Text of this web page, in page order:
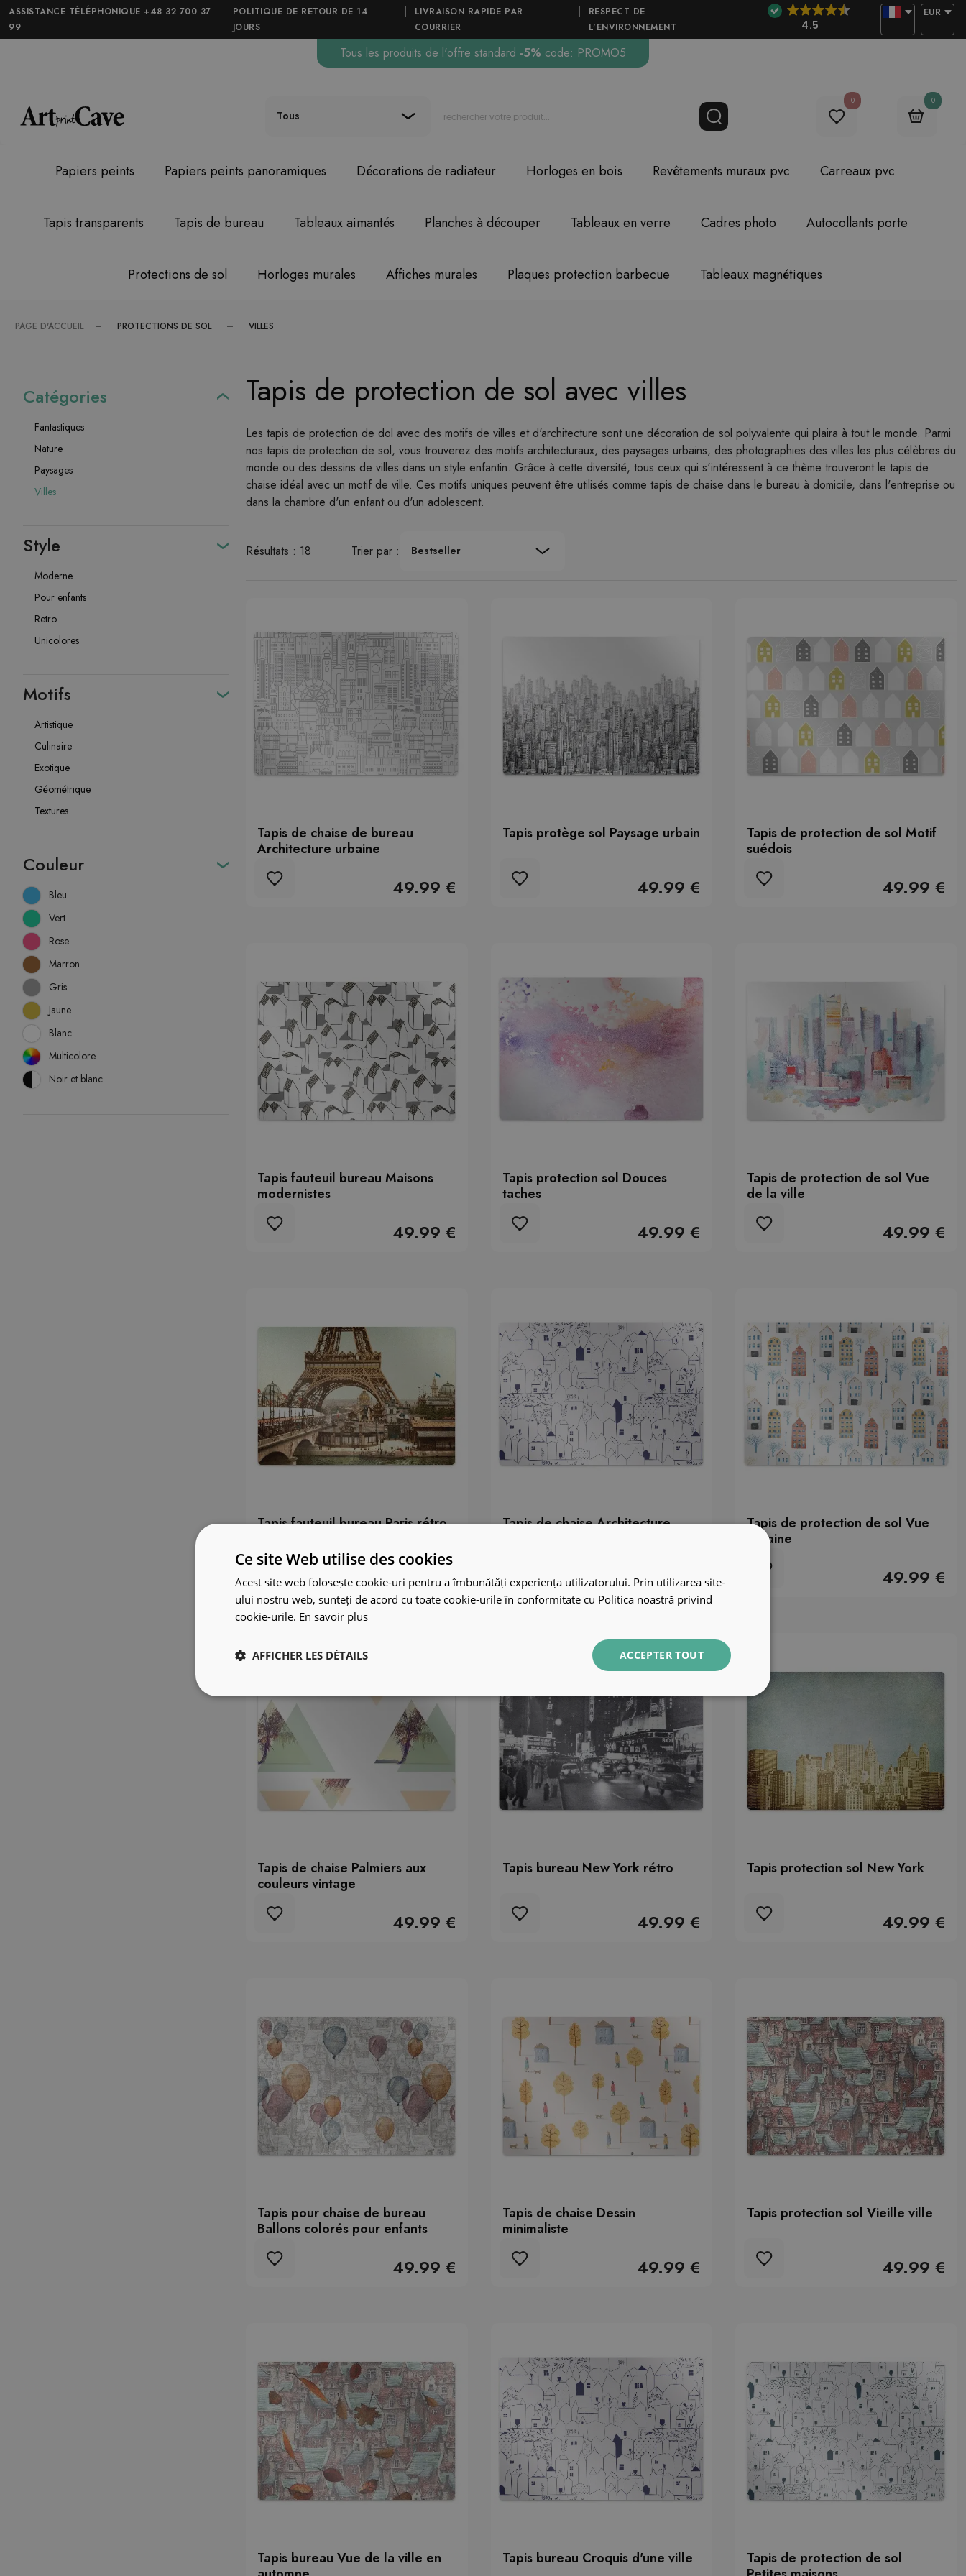
ASSISTANCE TÉLÉPHONIQUE +48 32 700 37
99
POLITIQUE DE RETOUR DE 14
JOURS
LIVRAISON RAPIDE PAR
COURRIER
RESPECT DE
L'ENVIRONNEMENT
4.5
EUR
Tous les produits de l'offre standard -5% code: PROMO5
Tous
0 0
Papiers peints Papiers peints panoramiques Décorations de radiateur Horloges en bois Revêtements muraux pvc Carreaux pvc
Tapis transparents Tapis de bureau Tableaux aimantés Planches à découper Tableaux en verre Cadres photo Autocollants porte
Protections de sol Horloges murales Affiches murales Plaques protection barbecue Tableaux magnétiques
PAGE D'ACCUEIL PROTECTIONS DE SOL VILLES
Catégories
Fantastiques
Nature
Paysages
Villes
Style
Moderne
Pour enfants
Retro
Unicolores
Motifs
Artistique
Culinaire
Exotique
Géométrique
Textures
Couleur
Bleu
Vert
Rose
Marron
Gris
Jaune
Blanc
Multicolore
Noir et blanc
Tapis de protection de sol avec villes
Les tapis de protection de dol avec des motifs de villes et d'architecture sont une décoration de sol polyvalente qui plaira à tout le monde. Parmi
nos tapis de protection de sol, vous trouverez des motifs architecturaux, des paysages urbains, des photographies des villes les plus célèbres du
monde ou des dessins de villes dans un style enfantin. Grâce à cette diversité, tous ceux qui s'intéressent à ce thème trouveront le tapis de
chaise idéal avec un motif de ville. Ces motifs uniques peuvent être utilisés comme tapis de chaise dans le bureau à domicile, dans l'entreprise ou
dans la chambre d'un enfant ou d'un adolescent.
Résultats : 18 Trier par : Bestseller
Tapis de chaise de bureau
Architecture urbaine
49.99 €
Tapis protège sol Paysage urbain
49.99 €
Tapis de protection de sol Motif
suédois
49.99 €
Tapis fauteuil bureau Maisons
modernistes
49.99 €
Tapis protection sol Douces
taches
49.99 €
Tapis de protection de sol Vue
de la ville
49.99 €
Tapis fauteuil bureau Paris rétro
49.99 €
Tapis de chaise Architecture
49.99 €
Tapis de protection de sol Vue
urbaine
49.99 €
Tapis de chaise Palmiers aux
couleurs vintage
49.99 €
Tapis bureau New York rétro
49.99 €
Tapis protection sol New York
49.99 €
Tapis pour chaise de bureau
Ballons colorés pour enfants
49.99 €
Tapis de chaise Dessin
minimaliste
49.99 €
Tapis protection sol Vieille ville
49.99 €
Tapis bureau Vue de la ville en
Tapis bureau Croquis d'une ville
Tapis de protection de sol
Ce site Web utilise des cookies
Acest site web folosește cookie-uri pentru a îmbunătăți experiența utilizatorului. Prin utilizarea site-
ului nostru web, sunteți de acord cu toate cookie-urile în conformitate cu Politica noastră privind
cookie-urile. En savoir plus
ACCEPTER TOUT
AFFICHER LES DÉTAILS